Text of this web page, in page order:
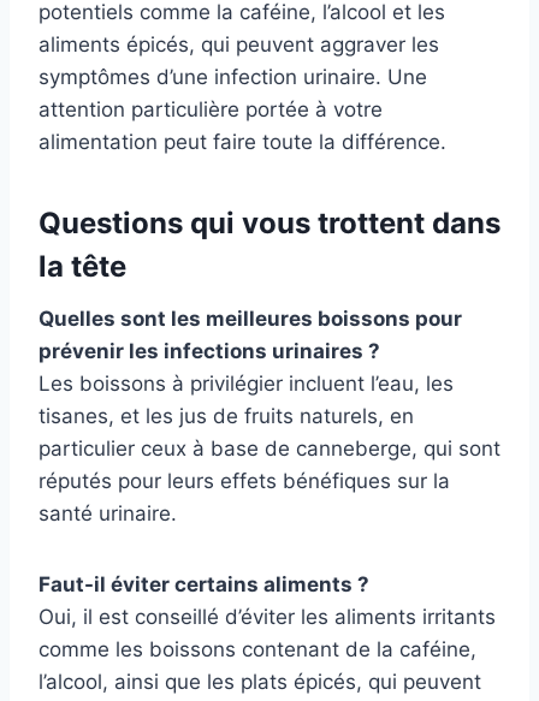
potentiels comme la caféine, l’alcool et les
aliments épicés, qui peuvent aggraver les
symptômes d’une infection urinaire. Une
attention particulière portée à votre
alimentation peut faire toute la différence.
Questions qui vous trottent dans
la tête
Quelles sont les meilleures boissons pour
prévenir les infections urinaires ?
Les boissons à privilégier incluent l’eau, les
tisanes, et les jus de fruits naturels, en
particulier ceux à base de canneberge, qui sont
réputés pour leurs effets bénéfiques sur la
santé urinaire.
Faut-il éviter certains aliments ?
Oui, il est conseillé d’éviter les aliments irritants
comme les boissons contenant de la caféine,
l’alcool, ainsi que les plats épicés, qui peuvent